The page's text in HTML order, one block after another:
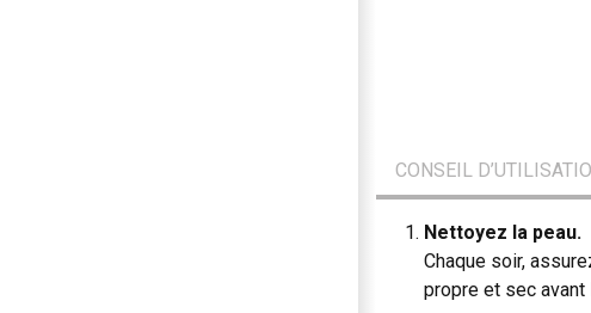
CONSEIL
Nettoyez la peau.
Chaque soir,
propre et sec avant